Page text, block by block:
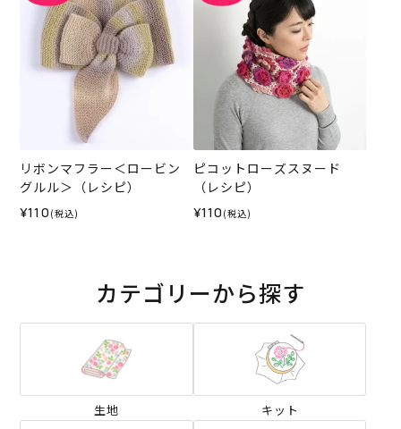
リボンマフラー＜ロービン
グルル＞（レシピ）
¥110 (税込)
ピコットローズスヌード
（レシピ）
¥110 (税込)
カテゴリーから探す
生地 キット